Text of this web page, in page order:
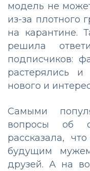
модель не
из-за плотного
на карантине.
решила
подписчиков:
растерялись
нового и
Самыми
вопросы об
рассказала,
будущим
друзей. А на